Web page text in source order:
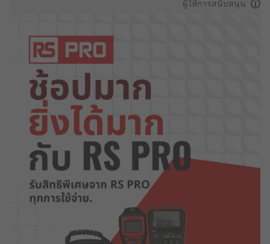
ผู้ให้การสนับสนุน